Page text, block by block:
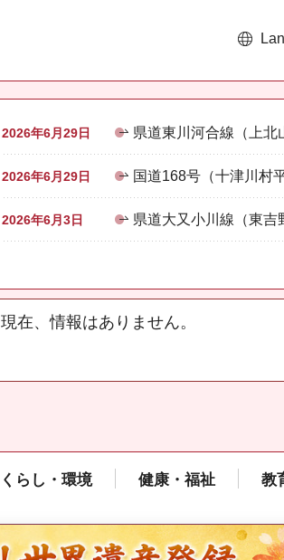
2026年6月29日 県道東川河合線（上北
2026年6月29日 国道168号（十津川村
2026年6月3日 県道大又小川線（東吉
現在、情報はありません。
くらし・環境 健康・福祉 教